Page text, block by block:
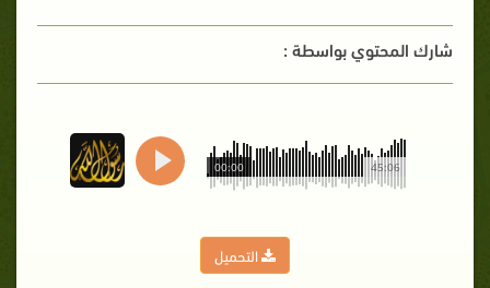
شارك المحتوي بواسطة :
45:06
00:00
التحميل